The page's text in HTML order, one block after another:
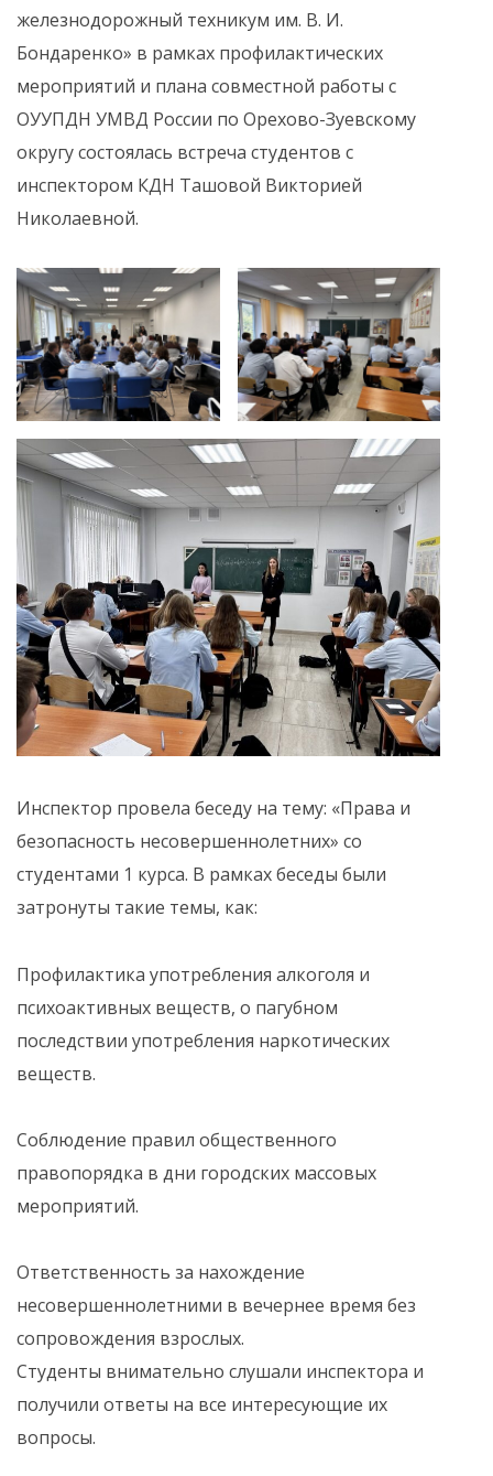
железнодорожный техникум им. В. И.
Бондаренко» в рамках профилактических
мероприятий и плана совместной работы с
ОУУПДН УМВД России по Орехово-Зуевскому
округу состоялась встреча студентов с
инспектором КДН Ташовой Викторией
Николаевной.
️Инспектор провела беседу на тему: «Права и
безопасность несовершеннолетних» со
студентами 1 курса. В рамках беседы были
затронуты такие темы, как:
Профилактика употребления алкоголя и
психоактивных веществ, о пагубном
последствии употребления наркотических
веществ.
Соблюдение правил общественного
правопорядка в дни городских массовых
мероприятий.
Ответственность за нахождение
несовершеннолетними в вечернее время без
сопровождения взрослых.
Студенты внимательно слушали инспектора и
получили ответы на все интересующие их
вопросы.